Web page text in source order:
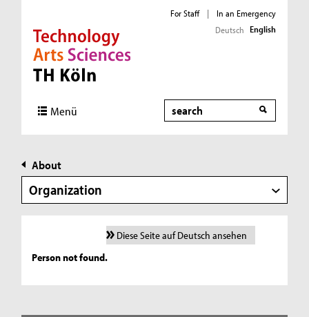
Direkt zur Hauptnavigation
Direkt zur Subnavigation
Direkt zum Inhalt
Direkt zum Fußbereich
For Staff |
In an Emergency
Deutsch English
Menü Search
About
Organization
Diese Seite auf Deutsch ansehen
Person not found.